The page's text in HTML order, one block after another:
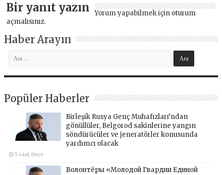
Bir yanıt yazın Yorum yapabilmek için oturum
açmalısınız.
Haber Arayın
Popüler Haberler
Birleşik Rusya Genç Muhafızları’ndan
gönüllüler, Belgorod sakinlerine yangın
söndürücüler ve jeneratörler konusunda
yardımcı olacak
5 saat önce
Волонтёры «Молодой Гвардии Единой